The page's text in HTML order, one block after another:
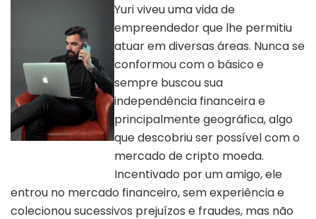
Yuri viveu uma vida de
empreendedor que lhe permitiu
atuar em diversas áreas. Nunca se
conformou com o básico e
sempre buscou sua
independência financeira e
principalmente geográfica, algo
que descobriu ser possível com o
mercado de cripto moeda.
Incentivado por um amigo, ele
entrou no mercado financeiro, sem experiência e
colecionou sucessivos prejuízos e fraudes, mas não